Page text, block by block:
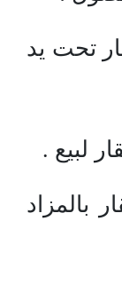
تحت يد
بالمزاد